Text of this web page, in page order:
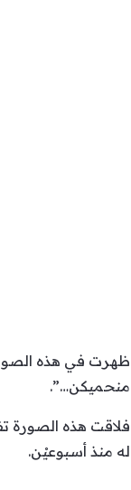
ظهرت في هذه
منحميكن…”.
فلاقت هذه الصورة
له منذ أسبوعيْن.